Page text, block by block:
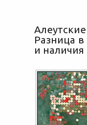
Разница
и